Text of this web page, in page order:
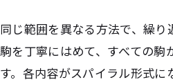
同じ範囲を異なる方法で、繰り
駒を丁寧にはめて、すべての駒
す。各内容がスパイラル形式に